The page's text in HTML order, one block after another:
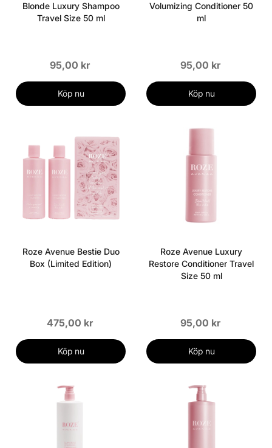
Blonde Luxury Shampoo
Travel Size 50 ml
95,00 kr
Köp nu
Volumizing Conditioner 50
ml
95,00 kr
Köp nu
Roze Avenue Bestie Duo
Box (Limited Edition)
475,00 kr
Köp nu
Roze Avenue Luxury
Restore Conditioner Travel
Size 50 ml
95,00 kr
Köp nu